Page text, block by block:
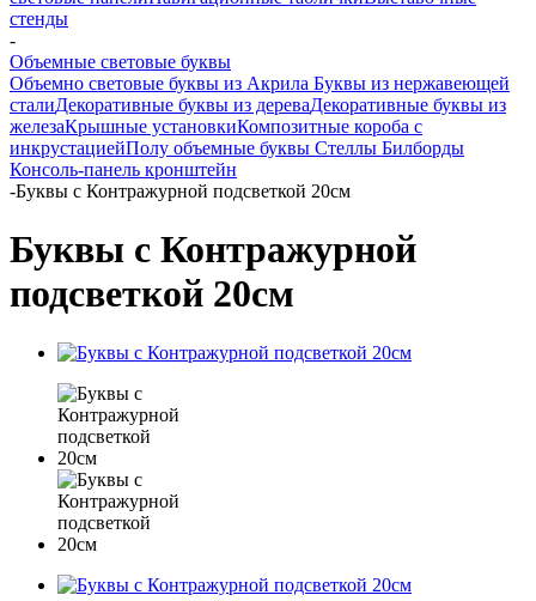
стенды
-
Объемные световые буквы
Объемно световые буквы из Акрила Буквы из нержавеющей
сталиДекоративные буквы из дереваДекоративные буквы из
железаКрышные установкиКомпозитные короба с
инкрустациейПолу объемные буквы Стеллы Билборды
Консоль-панель кронштейн
-Буквы с Контражурной подсветкой 20см
Буквы с Контражурной
подсветкой 20см